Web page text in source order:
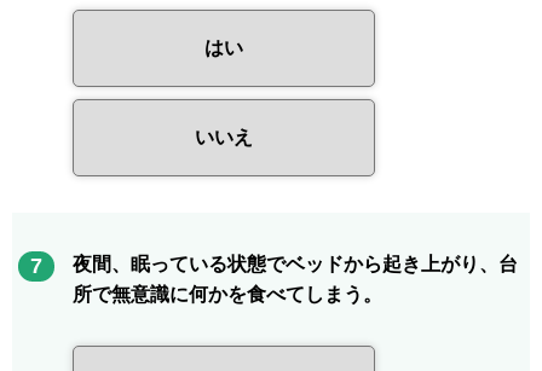
はい
いいえ
7
夜間、眠っている状態でベッドから起き上がり、台
所で無意識に何かを食べてしまう。